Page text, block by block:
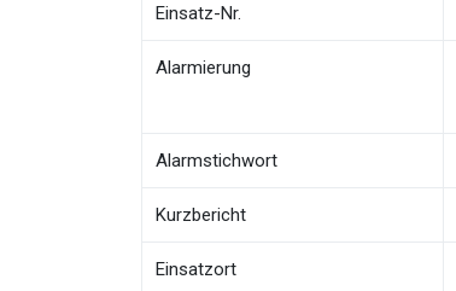
Einsatz-Nr.
Alarmierung
Alarmstichwort
Kurzbericht
Einsatzort